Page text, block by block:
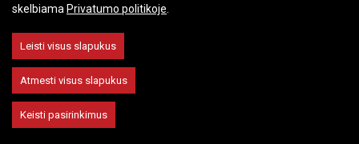
El. paštas: komisija@vkpk.lt
Keisti slapukų nustatymus
skelbiama Privatumo politikoje
Leisti visus slapukus
Atmesti visus slapukus
Keisti pasirinkimus